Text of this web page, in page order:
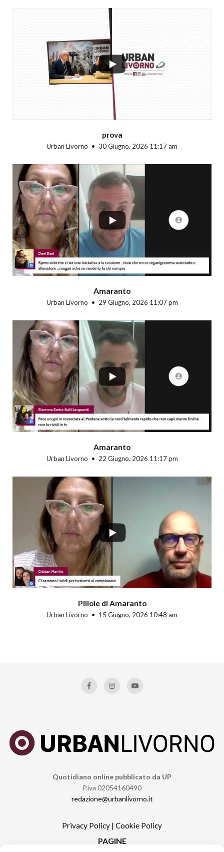
prova
Urban Livorno 30 Giugno, 2026 11:17 am
Amaranto
Urban Livorno 29 Giugno, 2026 11:07 pm
Amaranto
Urban Livorno 22 Giugno, 2026 11:17 pm
Pillole di Amaranto
Urban Livorno 15 Giugno, 2026 10:48 am
Quotidiano online pubblicato da UP
P.iva 02054160490
redazione@urbanlivorno.it
Privacy Policy | Cookie Policy
PAGINE